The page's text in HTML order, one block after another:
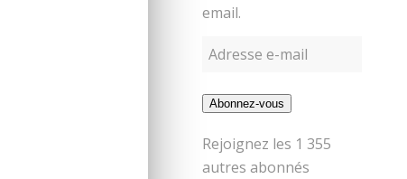
email.
Abonnez-vous
Rejoignez les 1 355
autres abonnés